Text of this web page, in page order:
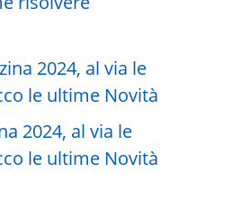
2024, al via le
le ultime Novità